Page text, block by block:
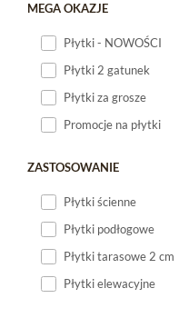
MEGA OKAZJE
Płytki - NOWOŚCI
Płytki 2 gatunek
Płytki za grosze
Promocje na płytki
ZASTOSOWANIE
Płytki ścienne
Płytki podłogowe
Płytki tarasowe 2 cm
Płytki elewacyjne